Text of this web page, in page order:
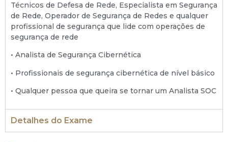
Técnicos de Defesa de Rede, Especialista em Segurança
de Rede, Operador de Segurança de Redes e qualquer
profissional de segurança que lide com operações de
segurança de rede
• Analista de Segurança Cibernética
• Profissionais de segurança cibernética de nível básico
• Qualquer pessoa que queira se tornar um Analista SOC
Detalhes do Exame